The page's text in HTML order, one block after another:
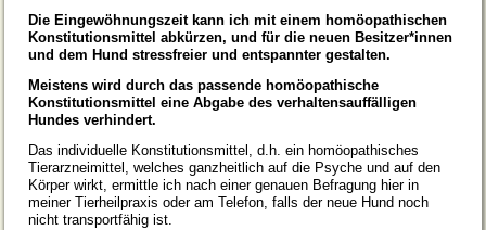
Die Eingewöhnungszeit kann ich mit einem homöopathischen
Konstitutionsmittel abkürzen, und für die neuen Besitzer*innen
und dem Hund stressfreier und entspannter gestalten.
Meistens wird durch das passende homöopathische
Konstitutionsmittel eine Abgabe des verhaltensauffälligen
Hundes verhindert.
Das individuelle Konstitutionsmittel, d.h. ein homöopathisches
Tierarzneimittel, welches ganzheitlich auf die Psyche und auf den
Körper wirkt, ermittle ich nach einer genauen Befragung hier in
meiner Tierheilpraxis oder am Telefon, falls der neue Hund noch
nicht transportfähig ist.